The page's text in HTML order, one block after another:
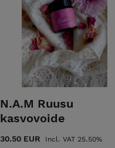
rauhoittumaan. Haluan
kutsua sinut mukaan
hämärtyvän syysillan
maagiseen tunnelmaan, jossa
yhdistämme äänemme elävän
tulen loimussa.
Runolaulupiirissä: ·
yhdessä muinaissuomalaista
runolauluperinnettä ja
Syvennymme suomen kansan
N.A.M Ruusu
kasvovoide
30.50 EUR Incl. VAT 25.50%